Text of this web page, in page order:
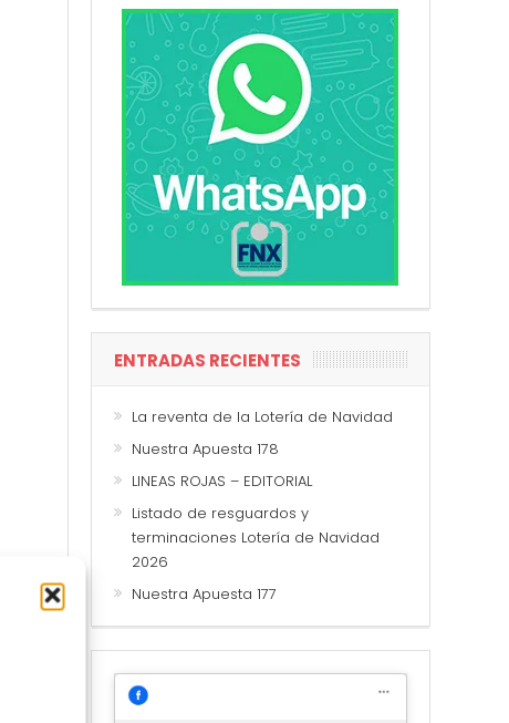
ENTRADAS RECIENTES
La reventa de la Lotería de Navidad
Nuestra Apuesta 178
LINEAS ROJAS – EDITORIAL
Listado de resguardos y
terminaciones Lotería de Navidad
2026
Nuestra Apuesta 177